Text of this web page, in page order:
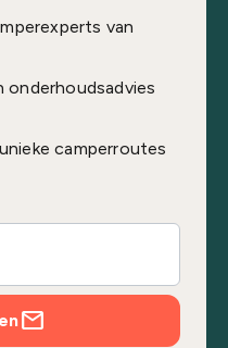
van
onderhoudsadvies
camperroutes